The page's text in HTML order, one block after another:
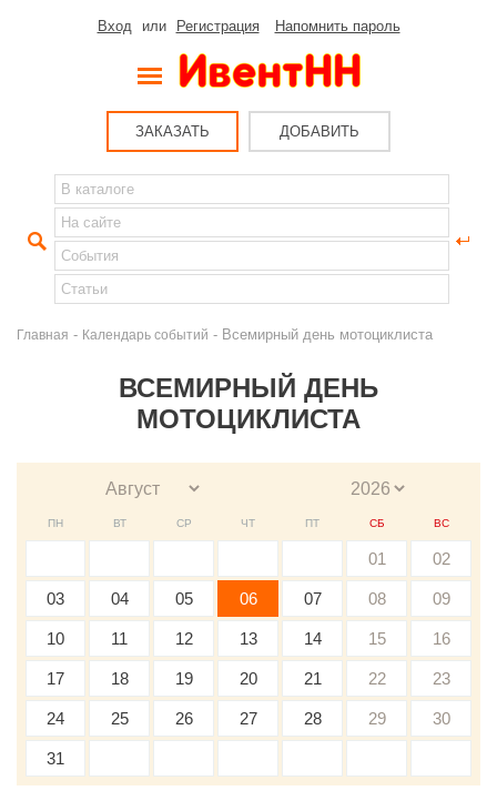
Вход или Регистрация Напомнить пароль
ЗАКАЗАТЬ ДОБАВИТЬ
Главная - Календарь событий - Всемирный день мотоциклиста
ВСЕМИРНЫЙ ДЕНЬ
МОТОЦИКЛИСТА
ПН ВТ СР ЧТ ПТ СБ ВС
01 02
03 04 05 06 07 08 09
10 11 12 13 14 15 16
17 18 19 20 21 22 23
24 25 26 27 28 29 30
31